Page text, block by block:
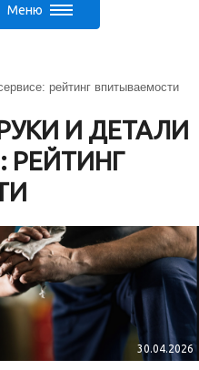
16к3
17:00,
,
87
88-35
Меню
рейтинг впитываемости
И ДЕТАЛИ
РЕЙТИНГ
30.04.2026